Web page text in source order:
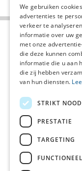
Over het netwerk
Over Palliaweb
Contact
Nieuwsbrief
Contact:
Netwerkcoördinator:
We gebruiken
advertenties te
verkeer te
informatie over uw
met onze
die deze kunnen
informatie die u aan
die zij hebben
van hun diensten.
STRIKT
PRESTATIE
TARGETING
FUNCTIONEEL